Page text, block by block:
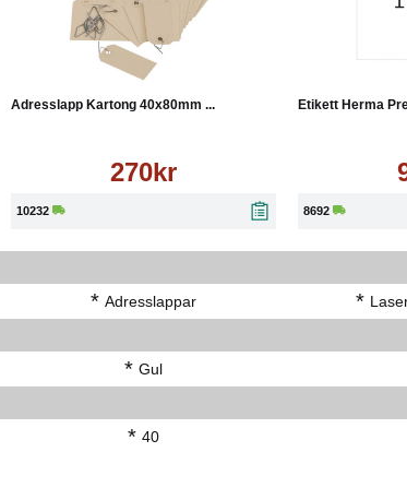
Adresslapp Kartong 40x80mm ...
270kr
10232
Etikett Herma
8692
* Adresslappar *
* Gul
* 40